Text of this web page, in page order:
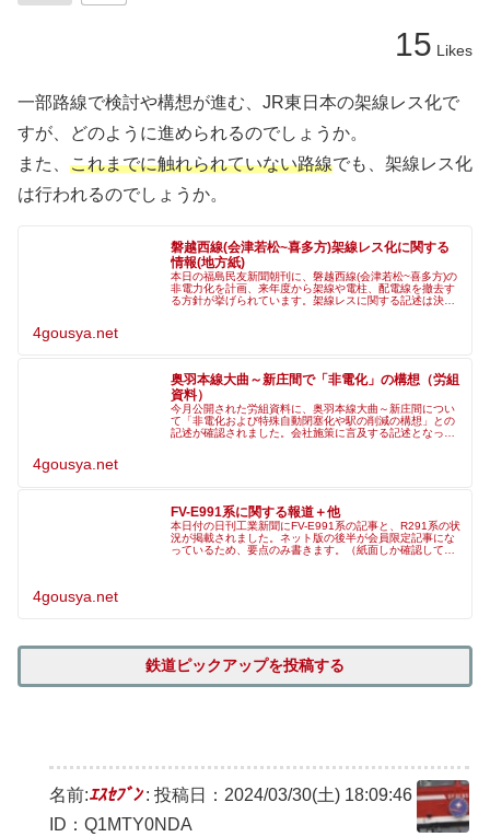
15 Likes
一部路線で検討や構想が進む、JR東日本の架線レス化で
すが、どのように進められるのでしょうか。
また、 これまでに触れられていない路線でも、架線レス化
は行われるのでしょうか。
磐越西線(会津若松~喜多方)架線レス化に関する
情報(地方紙)
本日の福島民友新聞朝刊に、磐越西線(会津若松~喜多方)の
非電力化を計画、来年度から架線や電柱、配電線を撤去す
る方針が挙げられています。架線レスに関する記述は決算
4gousya.net
奥羽本線大曲～新庄間で「非電化」の構想（労組
資料）
今月公開された労組資料に、奥羽本線大曲～新庄間につい
て「非電化および特殊自動閉塞化や駅の削減の構想」との
記述が確認されました。会社施策に言及する記述となって
4gousya.net
FV-E991系に関する報道＋他
本日付の日刊工業新聞にFV-E991系の記事と、R291系の状
況が掲載されました。ネット版の後半が会員限定記事にな
っているため、要点のみ書きます。（紙面しか確認してい
4gousya.net
鉄道ピックアップを投稿する
名前:ｴｽｾﾌﾞﾝ: 投稿日：2024/03/30(土) 18:09:46
ID：Q1MTY0NDA